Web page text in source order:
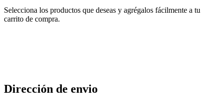
Selecciona los productos que deseas y agrégalos fácilmente a tu
carrito de compra.
Dirección de envio